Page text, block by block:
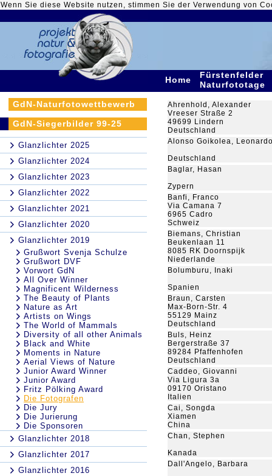
Wenn Sie diese Website nutzen, stimmen Sie der Verwendung von
Home
Fürstenfelder
Naturfototage
GdN-Naturfotowettbewerb
GdN-Siegerbilder 99-25
Glanzlichter 2025
Glanzlichter 2024
Glanzlichter 2023
Glanzlichter 2022
Glanzlichter 2021
Glanzlichter 2020
Glanzlichter 2019
Grußwort Svenja Schulze
Grußwort DVF
Vorwort GdN
All Over Winner
Magnificent Wilderness
The Beauty of Plants
Nature as Art
Artists on Wings
The World of Mammals
Diversity of all other Animals
Black and White
Moments in Nature
Aerial Views of Nature
Junior Award Winner
Junior Award
Fritz Pölking Award
Die Fotografen
Die Jury
Die Jurierung
Die Sponsoren
Glanzlichter 2018
Glanzlichter 2017
Glanzlichter 2016
Ahrenhold, Alexander
Vreeser Straße 2
49699 Lindern
Deutschland
Alonso Goikolea,
Deutschland
Baglar, Hasan
Zypern
Banfi, Franco
Via Camana 7
6965 Cadro
Schweiz
Biemans, Christian
Beukenlaan 11
8085 RK Doornspijk
Niederlande
Bolumburu, Inaki
Spanien
Braun, Carsten
Max-Born-Str. 4
55129 Mainz
Deutschland
Buls, Heinz
Bergerstraße 37
89284 Pfaffenhofen
Deutschland
Caddeo, Giovanni
Via Ligura 3a
09170 Oristano
Italien
Cai, Songda
Xiamen
China
Chan, Stephen
Kanada
Dall'Angelo, Barbara